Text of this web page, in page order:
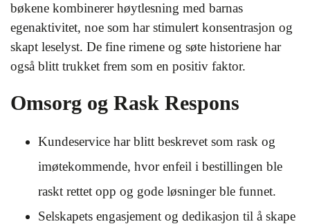
bøkene kombinerer høytlesning med barnas
egenaktivitet, noe som har stimulert konsentrasjon og
skapt leselyst. De fine rimene og søte historiene har
også blitt trukket frem som en positiv faktor.
Omsorg og Rask Respons
Kundeservice har blitt beskrevet som rask og
imøtekommende, hvor enfeil i bestillingen ble
raskt rettet opp og gode løsninger ble funnet.
Selskapets engasjement og dedikasjon til å skape